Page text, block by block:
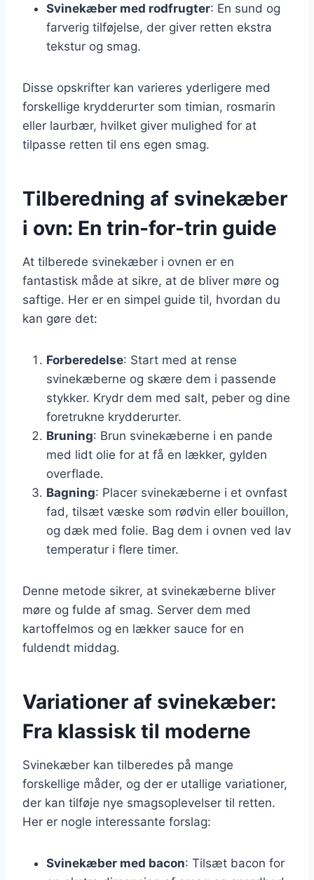
Svinekæber med rodfrugter: En sund og
farverig tilføjelse, der giver retten ekstra
tekstur og smag.
Disse opskrifter kan varieres yderligere med
forskellige krydderurter som timian, rosmarin
eller laurbær, hvilket giver mulighed for at
tilpasse retten til ens egen smag.
Tilberedning af svinekæber
i ovn: En trin-for-trin guide
At tilberede svinekæber i ovnen er en
fantastisk måde at sikre, at de bliver møre og
saftige. Her er en simpel guide til, hvordan du
kan gøre det:
Forberedelse: Start med at rense
svinekæberne og skære dem i passende
stykker. Krydr dem med salt, peber og dine
foretrukne krydderurter.
Bruning: Brun svinekæberne i en pande
med lidt olie for at få en lækker, gylden
overflade.
Bagning: Placer svinekæberne i et ovnfast
fad, tilsæt væske som rødvin eller bouillon,
og dæk med folie. Bag dem i ovnen ved lav
temperatur i flere timer.
Denne metode sikrer, at svinekæberne bliver
møre og fulde af smag. Server dem med
kartoffelmos og en lækker sauce for en
fuldendt middag.
Variationer af svinekæber:
Fra klassisk til moderne
Svinekæber kan tilberedes på mange
forskellige måder, og der er utallige variationer,
der kan tilføje nye smagsoplevelser til retten.
Her er nogle interessante forslag:
Svinekæber med bacon: Tilsæt bacon for